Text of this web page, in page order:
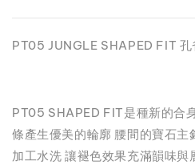
PT05 JUNGLE SHAPED FIT 孔
PT05 SHAPED FIT是種新的合
條產生優美的輪廓 腰間的寶石主
加工水洗 讓褪色效果充滿韻味